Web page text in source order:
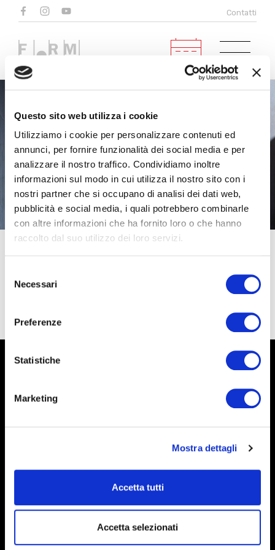
Questo sito web utilizza i cookie
Utilizziamo i cookie per personalizzare contenuti ed
annunci, per fornire funzionalità dei social media e per
analizzare il nostro traffico. Condividiamo inoltre
informazioni sul modo in cui utilizza il nostro sito con i
nostri partner che si occupano di analisi dei dati web,
pubblicità e social media, i quali potrebbero combinarle
con altre informazioni che ha fornito loro o che hanno
raccolto dal suo utilizzo dei loro servizi.
delNecessari
Preferenze
Statistiche
Marketing
Mostra dettagli
Accetta tutti
Accetta selezionati
Contatti
Gennaro Cardaropoli
Violino
Violinista